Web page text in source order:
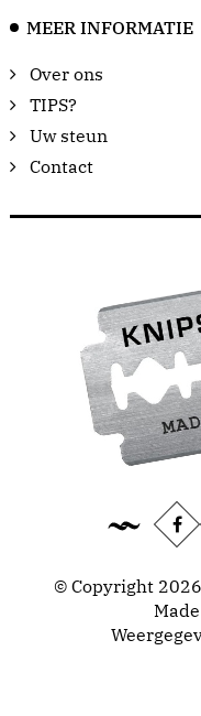
MEER INFORMATIE
Over ons
TIPS?
Uw steun
Contact
© Copyright